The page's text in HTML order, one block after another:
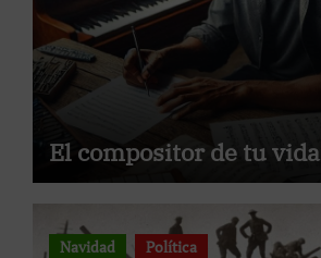
El compositor de tu vida
Navidad Política